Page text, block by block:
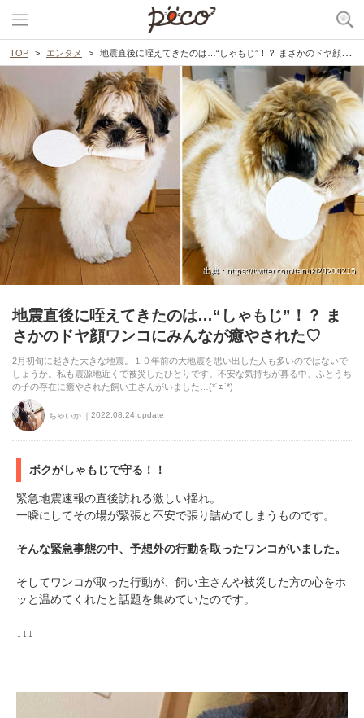
TOP エンタメ 地震直後に咥えてきたのは…“しゃもじ”！？ まさかのドヤ顔ワンコにみんなが癒やされた♡
出典 : https://twitter.com/tanuki20200215
地震直後に咥えてきたのは…“しゃもじ”！？ ま
さかのドヤ顔ワンコにみんなが癒やされた♡
2月初旬に起きた大きな地震。１０年前の大地震を思い出した人も多いのではないで
しょうか。私も震源地近くで被災したひとりです。不安な気持ちが募る中、ふとうち
の子の存在に癒やされた飼い主さんがいました…(*´ｪ`*)
ちゃいか 2022.08.24 update
ボクがしゃもじで守る！！
緊急地震速報の直後訪れる激しい揺れ。
一瞬にしてその場が緊張と不安で張り詰めてしまうものです。
そんな緊急事態の中、予想外の行動を取ったワンコがいました。
そしてワンコが取った行動が、飼い主さんや被災した方の心をホ
ッと温めてくれたと話題を集めていたのです。
↓↓↓